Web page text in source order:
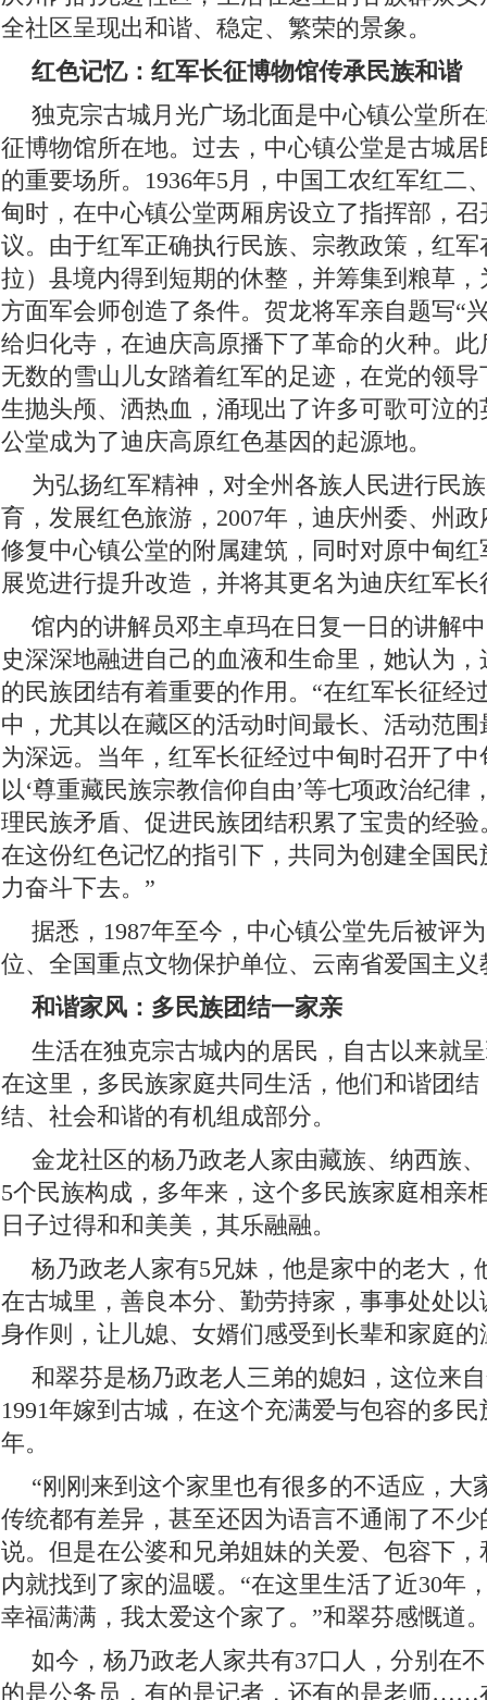
全社区呈现出和谐、稳定、繁荣的景象。
红色记忆：红军长征博物馆传承民族和谐
独克宗古城月光广场北面是中心镇公堂所
征博物馆所在地。过去，中心镇公堂是古城
的重要场所。1936年5月，中国工农红军红二
甸时，在中心镇公堂两厢房设立了指挥部，
议。由于红军正确执行民族、宗教政策，红
拉）县境内得到短期的休整，并筹集到粮草
方面军会师创造了条件。贺龙将军亲自题写“
给归化寺，在迪庆高原播下了革命的火种。
无数的雪山儿女踏着红军的足迹，在党的领
生抛头颅、洒热血，涌现出了许多可歌可泣
公堂成为了迪庆高原红色基因的起源地。
为弘扬红军精神，对全州各族人民进行民
育，发展红色旅游，2007年，迪庆州委、州
修复中心镇公堂的附属建筑，同时对原中甸
展览进行提升改造，并将其更名为迪庆红军
馆内的讲解员邓主卓玛在日复一日的讲解
史深深地融进自己的血液和生命里，她认为
的民族团结有着重要的作用。“在红军长征经
中，尤其以在藏区的活动时间最长、活动范
为深远。当年，红军长征经过中甸时召开了
以‘尊重藏民族宗教信仰自由’等七项政治纪律
理民族矛盾、促进民族团结积累了宝贵的经
在这份红色记忆的指引下，共同为创建全国
力奋斗下去。”
据悉，1987年至今，中心镇公堂先后被评
位、全国重点文物保护单位、云南省爱国主义
和谐家风：多民族团结一家亲
生活在独克宗古城内的居民，自古以来就
在这里，多民族家庭共同生活，他们和谐团
结、社会和谐的有机组成部分。
金龙社区的杨乃政老人家由藏族、纳西族
5个民族构成，多年来，这个多民族家庭相亲
日子过得和和美美，其乐融融。
杨乃政老人家有5兄妹，他是家中的老大，
在古城里，善良本分、勤劳持家，事事处处
身作则，让儿媳、女婿们感受到长辈和家庭的
和翠芬是杨乃政老人三弟的媳妇，这位来
1991年嫁到古城，在这个充满爱与包容的多
年。
“刚刚来到这个家里也有很多的不适应，大
传统都有差异，甚至还因为语言不通闹了不
说。但是在公婆和兄弟姐妹的关爱、包容下
内就找到了家的温暖。“在这里生活了近30年
幸福满满，我太爱这个家了。”和翠芬感慨道
如今，杨乃政老人家共有37口人，分别在
的是公务员，有的是记者，还有的是老师……